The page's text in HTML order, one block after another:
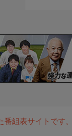
組表サイトです。